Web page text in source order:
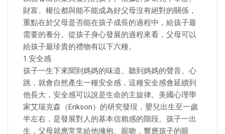
財富、權位都與能不能成為好父母沒有絕對的關係，
重點在於父母是否能在孩子成長的過程中，給孩子最
需要的養分。從孩子身心發展的過程來看，父母可以
給孩子最珍貴的禮物有以下六種。
1.安全感
孩子一生下來聞到媽媽的味道、聽到媽媽的聲音、心
跳，就會自然產生一種安全感，這種安全感會延續到
他長大，安全感可以說是生命的主旋律。美國心理學
家艾瑞克森（Erikson）的研究發現，嬰兒出生至一歲
半左右，是發展對人的基本信賴感的階段。孩子一出
生，父母就應常常給他擁抱、親吻，響應孩子的眼